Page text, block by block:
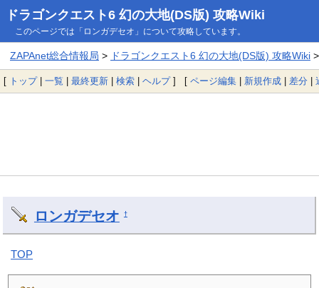
ドラゴンクエスト6 幻の大地(DS版) 攻略Wiki
このページでは「ロンガデセオ」について攻略しています。
ZAPAnet総合情報局 > ドラゴンクエスト6 幻の大地(DS版) 攻略Wiki>
[ トップ| 一覧 | 最終更新 | 検索 | ヘルプ] [ ページ編集 | 新規作成 | 差分 |
ロンガデセオ †
TOP